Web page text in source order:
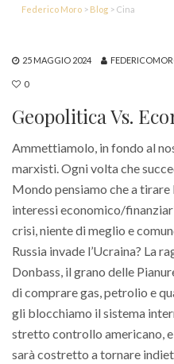
Federico Moro > Blog > Cina
25 MAGGIO 2024
0
Geopolitica Vs.
Ammettiamolo, in fondo al
marxisti. Ogni volta che
Mondo pensiamo che a
interessi economico/
crisi, niente di meglio e
Russia invade l’Ucraina? La
Donbass, il grano delle
di comprare gas, petrolio e
gli blocchiamo il sistema
stretto controllo americano,
sarà costretto a tornare